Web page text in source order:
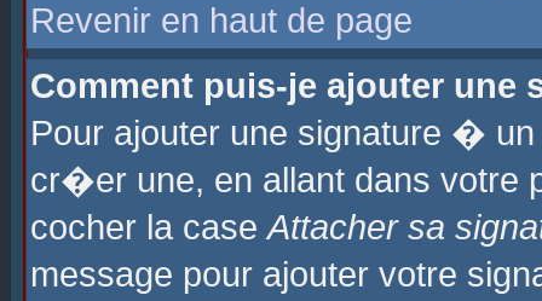
Revenir en haut de page
Comment puis-je ajouter une
Pour ajouter une signature �
cr�er une, en allant dans
cocher la caseAttacher sa
message pour ajouter votre